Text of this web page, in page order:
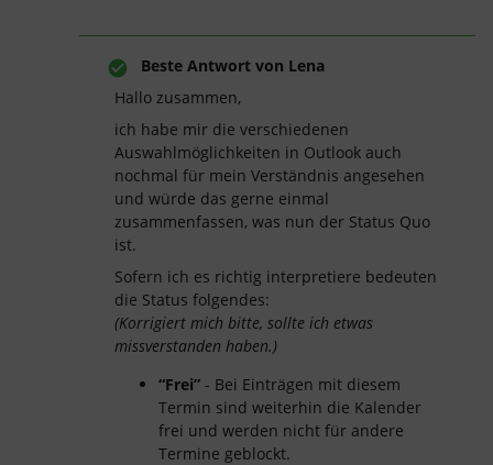
Beste Antwort von Lena
Hallo zusammen,
ich habe mir die verschiedenen
Auswahlmöglichkeiten in Outlook auch
nochmal für mein Verständnis angesehen
und würde das gerne einmal
zusammenfassen, was nun der Status Quo
ist.
Sofern ich es richtig interpretiere bedeuten
die Status folgendes:
(Korrigiert mich bitte, sollte ich etwas
missverstanden haben.)
“Frei” - Bei Einträgen mit diesem
Termin sind weiterhin die Kalender
frei und werden nicht für andere
Termine geblockt.